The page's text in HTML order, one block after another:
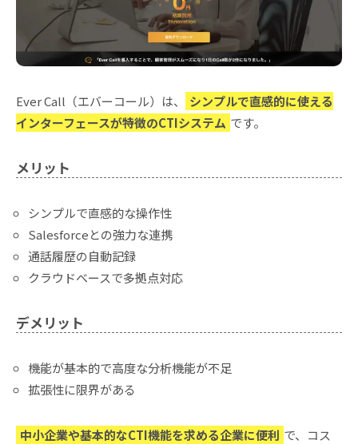
Ever Call（エバーコール）は、
シンプルで直感的に使える
インターフェースが特徴のCTIシステム です。
メリット
シンプルで直感的な操作性
Salesforceとの強力な連携
通話履歴の自動記録
クラウドベースで多拠点対応
デメリット
機能が基本的で高度な分析機能が不足
拡張性に限界がある
中小企業や基本的なCTI機能を求める企業に便利 で、コス